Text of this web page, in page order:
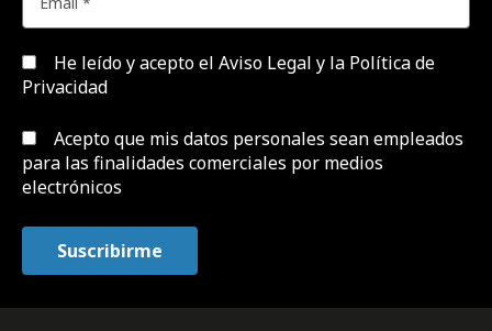
He leído y acepto el Aviso Legal y la Política de
Privacidad
Acepto que mis datos personales sean empleados
para las finalidades comerciales por medios
electrónicos